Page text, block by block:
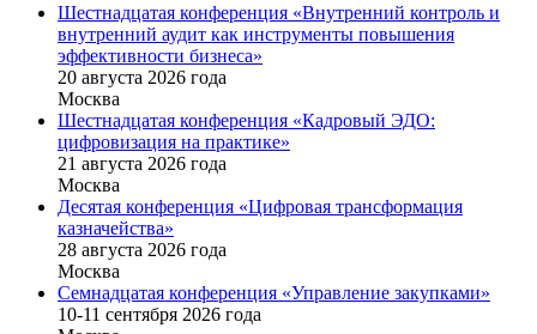
Шестнадцатая конференция «Внутренний контроль и
внутренний аудит как инструменты повышения
эффективности бизнеса»
20 августа 2026 года
Москва
Шестнадцатая конференция «Кадровый ЭДО:
цифровизация на практике»
21 августа 2026 года
Москва
Десятая конференция «Цифровая трансформация
казначейства»
28 августа 2026 года
Москва
Семнадцатая конференция «Управление закупками»
10-11 сентября 2026 года